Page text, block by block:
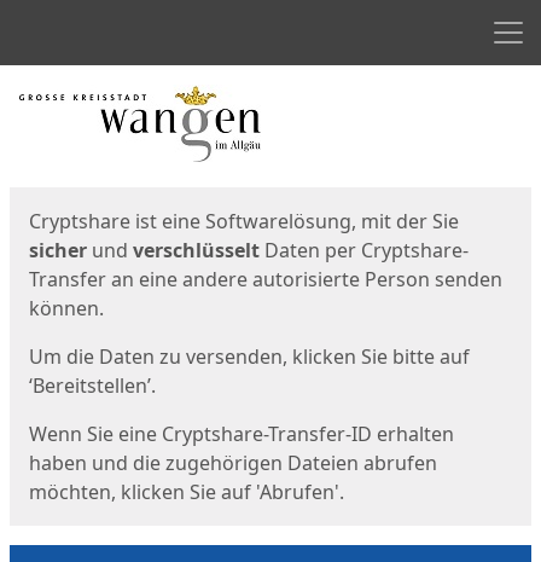
Start
Cryptshare ist eine Softwarelösung, mit der Sie
sicher und verschlüsselt Daten per Cryptshare-
Transfer an eine andere autorisierte Person senden
können.
Um die Daten zu versenden, klicken Sie bitte auf
‘Bereitstellen’.
Wenn Sie eine Cryptshare-Transfer-ID erhalten
haben und die zugehörigen Dateien abrufen
möchten, klicken Sie auf 'Abrufen'.